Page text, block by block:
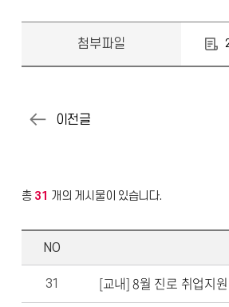
첨부파일
총 31 개의 게시물이 있습니다.
NO
31 [교내] 8월 진로 취업지